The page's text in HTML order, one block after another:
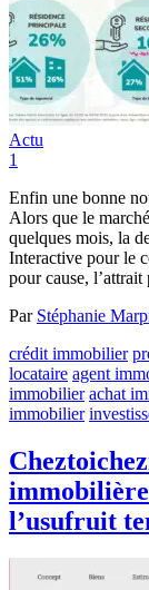
Actu
1
Enfin une bonne
Alors que le
quelques mois, la
Interactive pour le
pour cause,
Par Stéphanie
crédit immobilier
locataire agent
immobilier achat
immobilier
l’usufruit